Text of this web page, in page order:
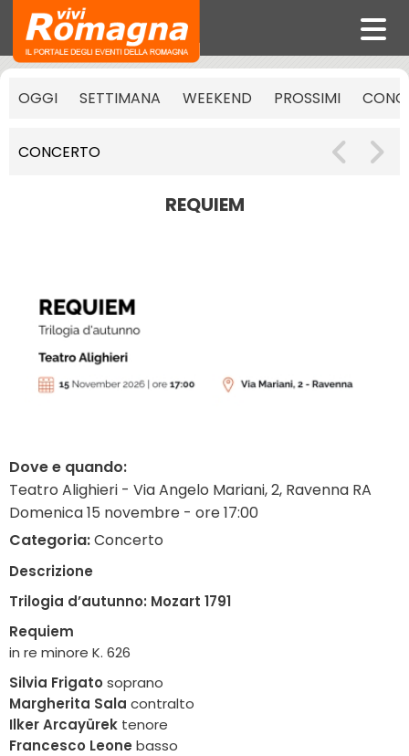
OGGI SETTIMANA WEEKEND PROSSIMI
CONCERTO
REQUIEM
Dove e quando:
Teatro Alighieri - Via Angelo Mariani, 2, Ravenna RA
Domenica 15 novembre - ore 17:00
Categoria:Concerto
Descrizione
Trilogia d’autunno: Mozart 1791
Requiem
in re minore K. 626
Silvia Frigato soprano
Margherita Sala contralto
Ilker Arcayürek tenore
Francesco Leone basso